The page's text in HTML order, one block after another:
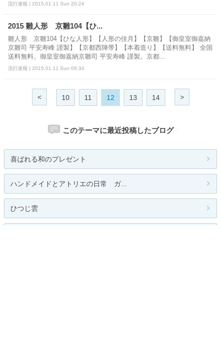
流行速報 | 2015.01.11 Sun 20:24
2015 雛人形 京雛104【ひ...
雛人形 京雛104【ひな人形】【人形の佳月】【京雛】【御皇室御嘉納
京雛司 平安寿峰 謹製】【京都西陣帯】【本着造り】【送料無料】 全国
送料無料。御皇室御嘉納京雛司 平安寿峰 謹製。京都...
流行速報 | 2015.01.11 Sun 09:34
< 10 11 12 13 14 >
このテーマに最近投稿したブログ
喜ばれる和のプレゼント
ハンドメイドとアトリエの日常 ガ...
ひつじ雲